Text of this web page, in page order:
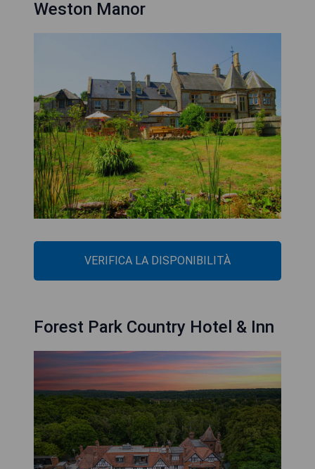
Weston Manor
VERIFICA LA DISPONIBILITÀ
Forest Park Country Hotel & Inn